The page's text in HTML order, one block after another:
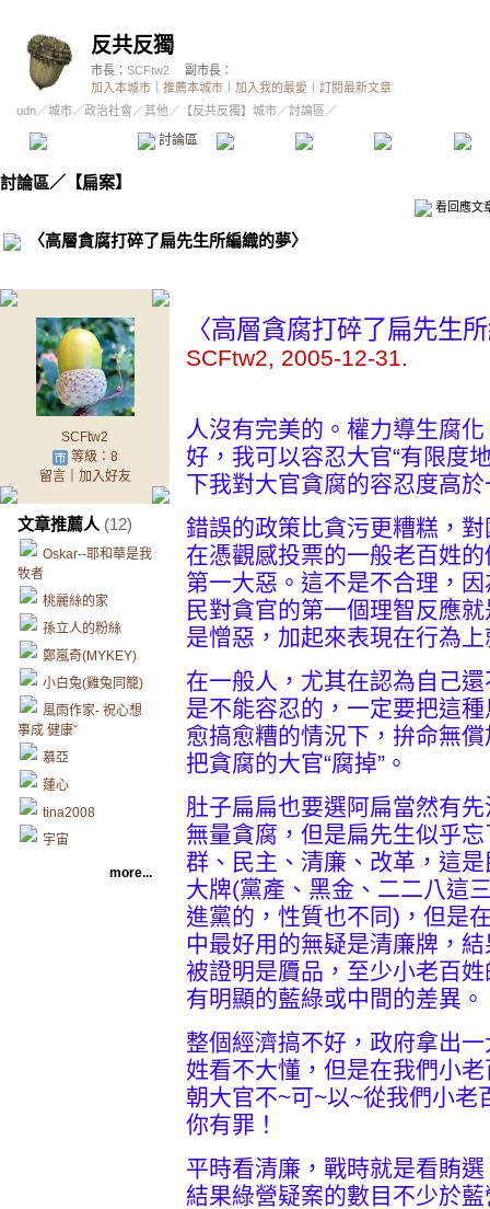
反共反獨
市長： SCFtw2
副市長：
加入本城市
推薦本城市 加入我的最愛
訂閱最新文章
udn／城市／政治社會 ／其他 ／ 【反共反獨】城市／討論區／
討論區 精華區 投票區 影像館
討論區／ 【扁案】
看回應文
〈高層貪腐打碎了扁先生所編織的夢〉
SCFtw2
等級：8
留言｜ 加入好友
文章推薦人 (12)
Oskar--耶和華是我
牧者
桃麗絲的家
孫立人的粉絲
鄭嵐奇(MYKEY)
小白兔(雞兔同籠)
風雨作家- 祝心想
事成 健康ˇ
慕亞
蓮心
tina2008
宇宙
more...
〈高層貪腐打碎了扁先生
SCFtw2, 2005-12-31.
人沒有完美的。權力導生腐
好，我可以容忍大官“有限度
下我對大官貪腐的容忍度高
錯誤的政策比貪污更糟糕，
在憑觀感投票的一般老百姓
第一大惡。這不是不合理，
民對貪官的第一個理智反應
是憎惡，加起來表現在行為
在一般人，尤其在認為自己
是不能容忍的，一定要把這
愈搞愈糟的情況下，拚命無
把貪腐的大官“腐掉”。
肚子扁扁也要選阿扁當然有
無量貪腐，但是扁先生似乎
群、民主、清廉、改革，這
大牌(黨產、黑金、二二八這
進黨的，性質也不同)，但是
中最好用的無疑是清廉牌，
被證明是贗品，至少小老百
有明顯的藍綠或中間的差異。
整個經濟搞不好，政府拿出
姓看不大懂，但是在我們小
朝大官不~可~以~從我們小老
你有罪！
平時看清廉，戰時就是看賄
結果綠營疑案的數目不少於